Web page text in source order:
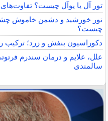
تور آل یا یوآل چیست؟ تفاوت‌های
نور خورشید و دشمن خاموش
چیست؟
دکوراسیون بنفش و زرد؛ ترکیب
علل، علایم و درمان سندرم
سالمندی